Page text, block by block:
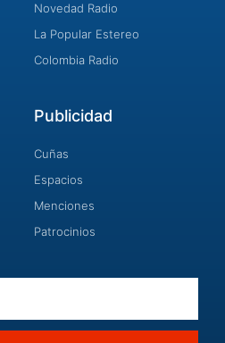
Novedad Radio
La Popular Estereo
Colombia Radio
Publicidad
Cuñas
Espacios
Menciones
Patrocinios